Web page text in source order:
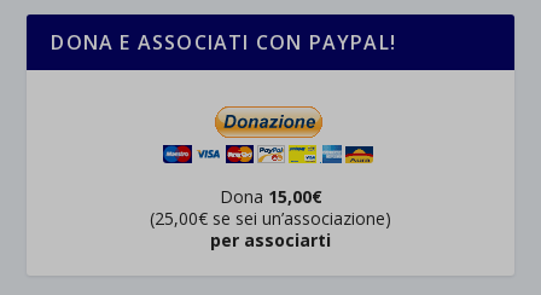
DONA E ASSOCIATI CON PAYPAL!
Dona 15,00€
(25,00€ se sei un’associazione)
per associarti